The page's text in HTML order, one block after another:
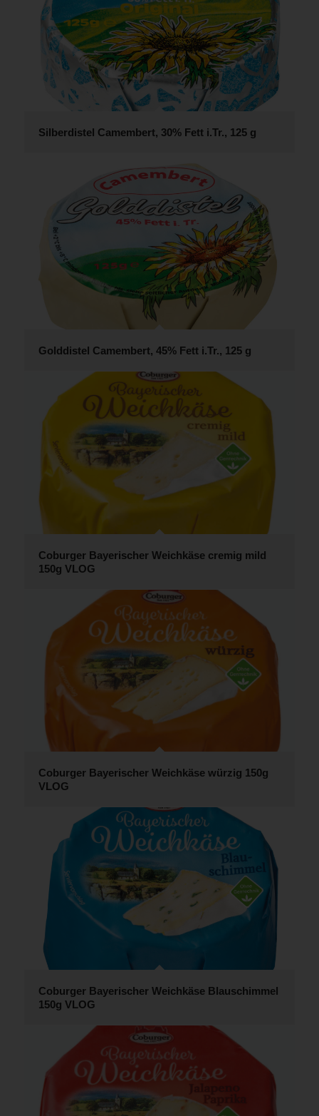
Silberdistel Camembert, 30% Fett i.Tr., 125 g
Golddistel Camembert, 45% Fett i.Tr., 125 g
Coburger Bayerischer Weichkäse cremig mild
150g VLOG
Coburger Bayerischer Weichkäse würzig 150g
VLOG
Coburger Bayerischer Weichkäse Blauschimmel
150g VLOG